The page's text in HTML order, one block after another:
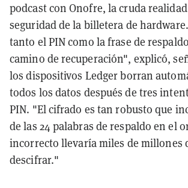
podcast con Onofre, la cruda
seguridad de la billetera de
tanto el PIN como la frase de
camino de recuperación", explicó,
los dispositivos Ledger borran
todos los datos después de tres
PIN. "El cifrado es tan robusto que
de las 24 palabras de respaldo en el
incorrecto llevaría miles de millones
descifrar."